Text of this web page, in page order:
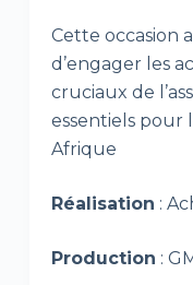
Cette occasion
d’engager les
cruciaux de
essentiels pour
Afrique
Réalisation :
Production :